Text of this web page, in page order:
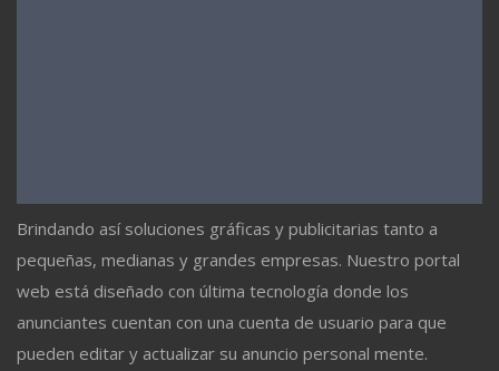
Brindando así soluciones gráficas y publicitarias tanto a
pequeñas, medianas y grandes empresas. Nuestro portal
web está diseñado con última tecnología donde los
anunciantes cuentan con una cuenta de usuario para que
pueden editar y actualizar su anuncio personal mente.